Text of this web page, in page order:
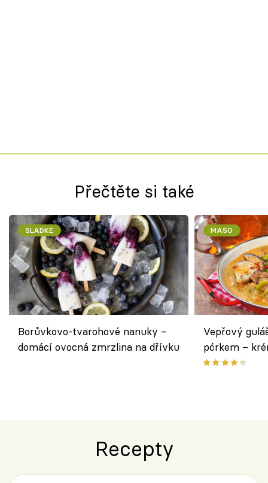
Přečtěte si také
SLADKÉ
Borůvkovo-tvarohové nanuky –
domácí ovocná zmrzlina na dřívku
MASO
Vepřový
pórkem –
pokrm z
Recepty